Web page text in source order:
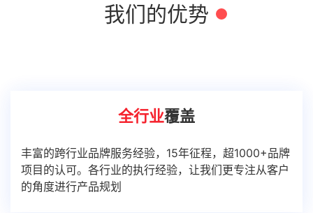
我们的优势
全行业覆盖
丰富的跨行业品牌服务经验，15年征程，超1000+品牌
项目的认可。各行业的执行经验，让我们更专注从客户
的角度进行产品规划